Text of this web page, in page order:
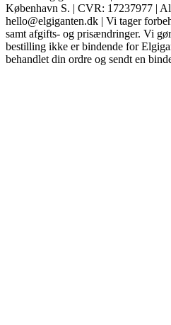
København S. | CVR: 17237977 |
hello@elgiganten.dk | Vi tager
samt afgifts- og prisændringer. Vi
bestilling ikke er bindende for
behandlet din ordre og sendt en